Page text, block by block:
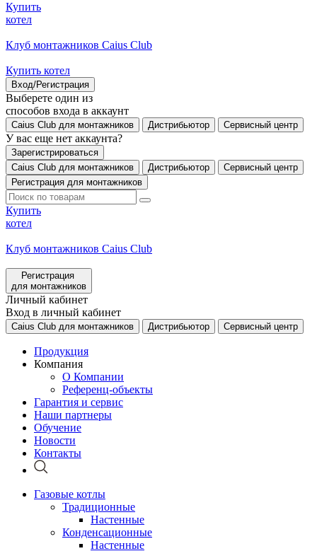
Купить
котел
Клуб монтажников Caius Club
Купить котел
Вход/Регистрация
Выберете один из
способов входа в аккаунт
Caius Club для монтажников Дистрибьютор Сервисный центр
У вас еще нет аккаунта?
Зарегистрироваться
Caius Club для монтажников
Дистрибьютор
Сервисный центр
Регистрация для монтажников
Купить
котел
Клуб монтажников Caius Club
Регистрация
для монтажников
Личный кабинет
Вход в личный кабинет
Caius Club для монтажников Дистрибьютор Сервисный центр
Продукция
Компания
О Компании
Референц-объекты
Гарантия и сервис
Наши партнеры
Обучение
Новости
Контакты
Газовые котлы
Традиционные
Настенные
Конденсационные
Настенные